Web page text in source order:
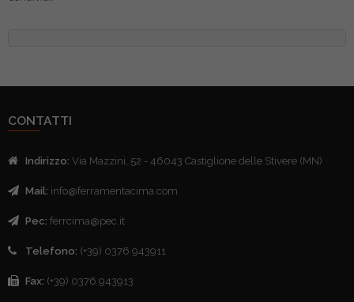
CONTATTI
Indirizzo: Via Mazzini, 52 - 46043 Castiglione delle Stivere (MN)
Mail: info@ferramentacima.com
Pec: ferrcima@pec.it
Telefono: (+39) 0376 943911
Fax: (+39) 0376 943913